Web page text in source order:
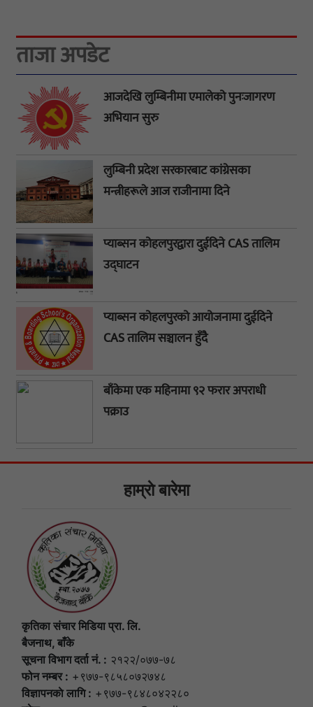
ताजा अपडेट
आजदेखि लुम्बिनीमा एमालेको पुनःजागरण
अभियान सुरु
लुम्बिनी प्रदेश सरकारबाट कांग्रेसका
मन्त्रीहरूले आज राजीनामा दिने
प्याब्सन कोहलपुरद्वारा दुईदिने CAS तालिम
उद्घाटन
प्याब्सन कोहलपुरको आयोजनामा दुईदिने
CAS तालिम सञ्चालन हुँदै
बाँकेमा एक महिनामा ९२ फरार अपराधी
पक्राउ
हाम्राे बारेमा
कृतिका संचार मिडिया प्रा. लि.
बैजनाथ, बाँके
सूचना विभाग दर्ता नं. : २१२२/०७७-७८
फोन नम्बर : +९७७-९८५८०७२७४८
विज्ञापनकाे लागि : +९७७-९८४८०४२२८०